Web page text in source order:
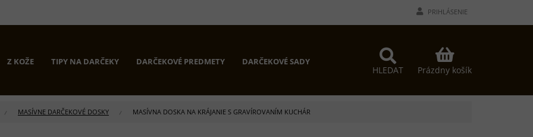
PRIHLÁSENIE
HLEDAT
NÁKUPNÝ
KOŠÍK
Prázdny košík
Z KOŽE TIPY NA DARČEKY DARČEKOVÉ PREDMETY DARČEKOVÉ SADY
MASÍVNE DARČEKOVÉ DOSKY MASÍVNA DOSKA NA KRÁJANIE S GRAVÍROVANÍM KUCHÁR